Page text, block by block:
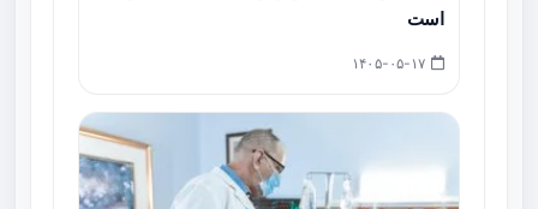
است